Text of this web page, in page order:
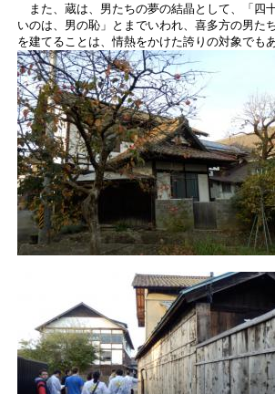
また、蔵は、男たちの夢の結晶として、「四
いのは、男の恥」とまでいわれ、喜多方の男た
を建てることは、情熱をかけた誇りの対象でもあ